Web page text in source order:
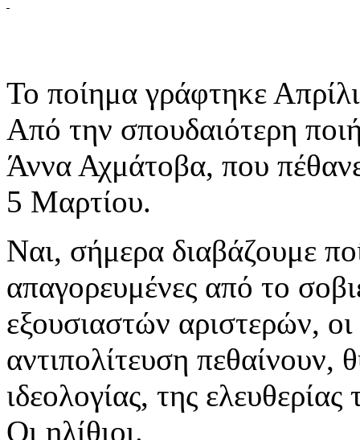
Το ποίημα γράφτηκε
Από την σπουδαιότερη
Άννα Αχμάτοβα, που
5 Μαρτίου.
Ναι, σήμερα διαβάζουμε
απαγορευμένες από το
εξουσιαστών αριστερών,
αντιπολίτευση πεθαίνουν,
ιδεολογίας, της
Οι ηλίθιοι.